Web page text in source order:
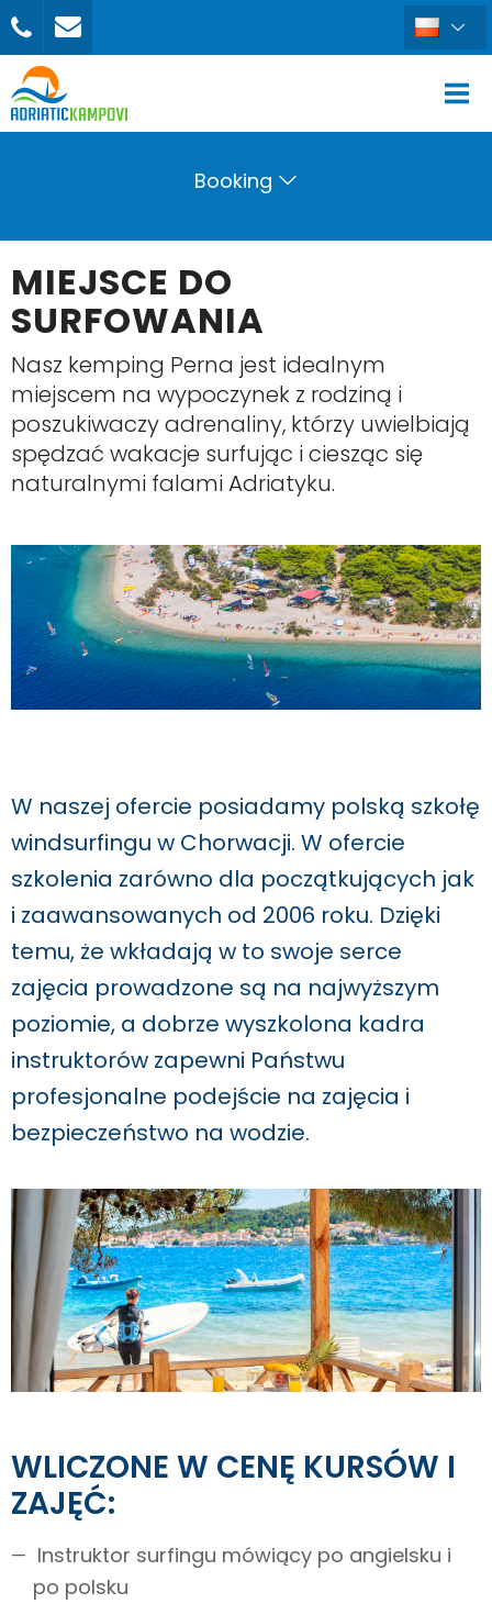
Booking
ZAREZERWUJ
WYSŁAĆ PROŚBĘ
MIEJSCE DO
SURFOWANIA
Nasz kemping Perna jest idealnym
miejscem na wypoczynek z rodziną i
poszukiwaczy adrenaliny, którzy uwielbiają
spędzać wakacje surfując i ciesząc się
naturalnymi falami Adriatyku.
W naszej ofercie posiadamy polską szkołę
windsurfingu w Chorwacji. W ofercie
szkolenia zarówno dla początkujących jak
i zaawansowanych od 2006 roku. Dzięki
temu, że wkładają w to swoje serce
zajęcia prowadzone są na najwyższym
poziomie, a dobrze wyszkolona kadra
instruktorów zapewni Państwu
profesjonalne podejście na zajęcia i
bezpieczeństwo na wodzie.
WLICZONE W CENĘ KURSÓW I
ZAJĘĆ:
Instruktor surfingu mówiący po angielsku i
po polsku